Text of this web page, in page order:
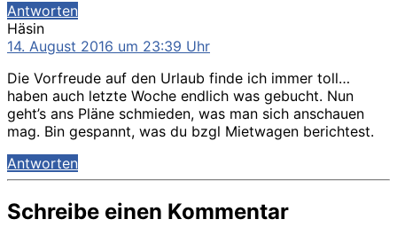
Antworten
Häsinsagt:
14. August 2016 um 23:39 Uhr
Die Vorfreude auf den Urlaub finde ich immer toll…
haben auch letzte Woche endlich was gebucht. Nun
geht’s ans Pläne schmieden, was man sich anschauen
mag. Bin gespannt, was du bzgl Mietwagen berichtest.
Antworten
Schreibe einen Kommentar